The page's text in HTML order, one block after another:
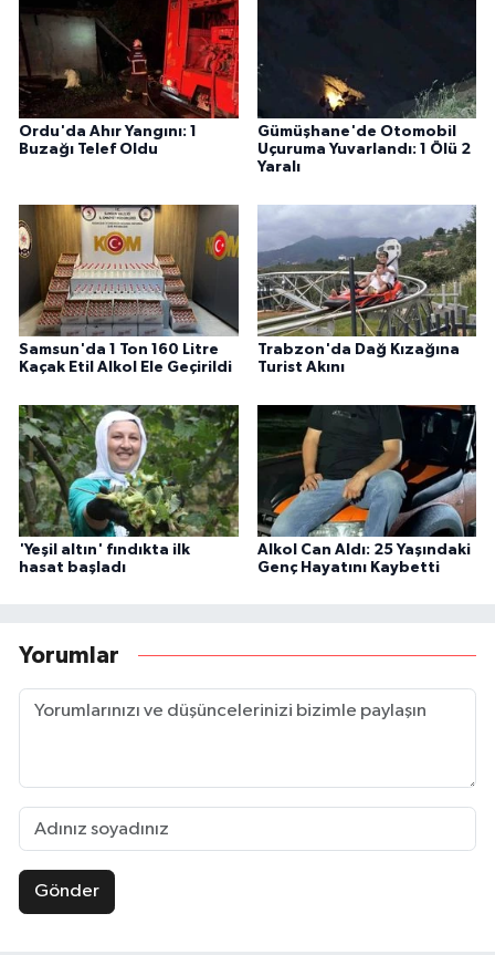
Ordu'da Ahır Yangını: 1
Buzağı Telef Oldu
Gümüşhane'de Otomobil
Uçuruma Yuvarlandı: 1 Ölü 2
Yaralı
Samsun'da 1 Ton 160 Litre
Kaçak Etil Alkol Ele Geçirildi
Trabzon'da Dağ Kızağına
Turist Akını
'Yeşil altın' fındıkta ilk
hasat başladı
Alkol Can Aldı: 25 Yaşındaki
Genç Hayatını Kaybetti
Yorumlar
Gönder